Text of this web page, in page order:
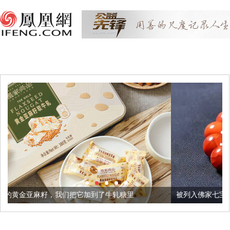
它加到了牛轧糖里 被列入佛家七宝的它到底有多美？